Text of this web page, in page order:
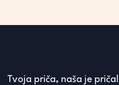
Tvoja priča, naša je priča!